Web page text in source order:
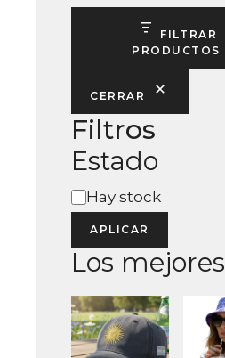
FILTRAR
PRODUCTOS
CERRAR
Filtros
Estado
Estado
Hay stock
APLICAR
Los mejores